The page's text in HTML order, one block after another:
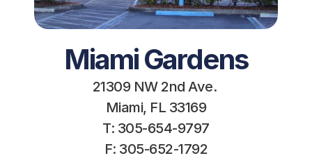
Miami Gardens
21309 NW 2nd Ave.
Miami, FL 33169
T: 305-654-9797
F: 305-652-1792